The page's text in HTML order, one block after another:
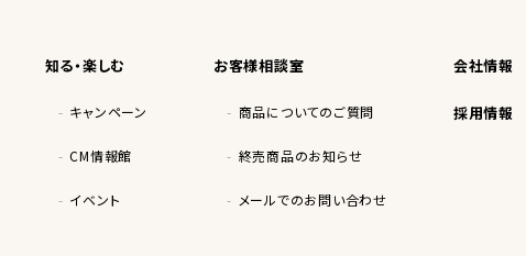
知る・楽しむ
キャンペーン
CM情報館
イベント
お客様相談室
商品についてのご質問
終売商品のお知らせ
メールでのお問い合わせ
会社情報
採用情報